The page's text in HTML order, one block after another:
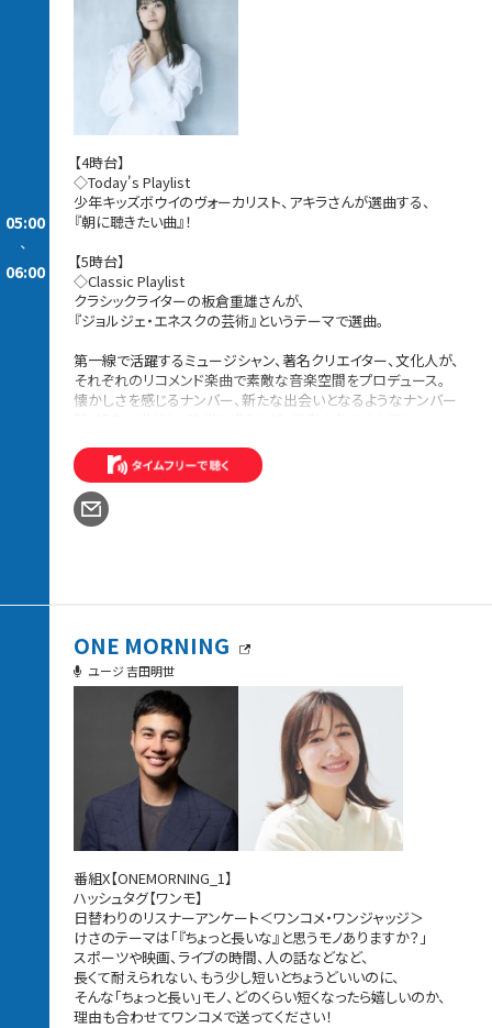
05:00
-
06:00
【4時台】
◇Today's Playlist
少年キッズボウイのヴォーカリスト、アキラさんが選曲する、
『朝に聴きたい曲』！
【5時台】
◇Classic Playlist
クラシックライターの板倉重雄さんが、
『ジョルジェ・エネスクの芸術』というテーマで選曲。
第一線で活躍するミュージシャン、著名クリエイター、文化人が、
それぞれのリコメンド楽曲で素敵な音楽空間をプロデュース。
懐かしさを感じるナンバー、新たな出会いとなるようなナンバー
続きを読む
ONE MORNING
ユージ 吉田明世
番組X【ONEMORNING_1】
ハッシュタグ【ワンモ】
日替わりのリスナーアンケート＜ワンコメ・ワンジャッジ＞
けさのテーマは「『ちょっと長いな』と思うモノありますか？」
スポーツや映画、ライブの時間、人の話などなど、
長くて耐えられない、もう少し短いとちょうどいいのに、
そんな「ちょっと長い」モノ、どのくらい短くなったら嬉しいのか、
理由も合わせてワンコメで送ってください！